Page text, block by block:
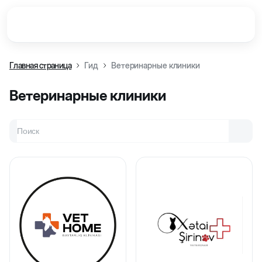
Главная страница Гид Ветеринарные клиники
Ветеринарные клиники